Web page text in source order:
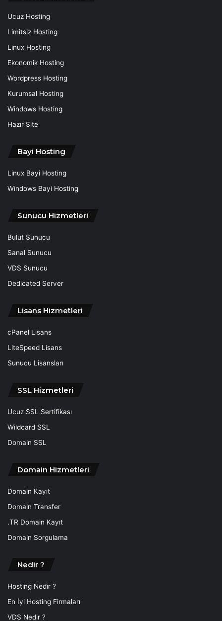
Ucuz Hosting
Limitsiz Hosting
Linux Hosting
Ekonomik Hosting
Wordpress Hosting
Kurumsal Hosting
Windows Hosting
Hazır Site
Bayi Hosting
Linux Bayi Hosting
Windows Bayi Hosting
Sunucu Hizmetleri
Bulut Sunucu
Sanal Sunucu
VDS Sunucu
Dedicated Server
Lisans Hizmetleri
cPanel Lisans
LiteSpeed Lisans
Sunucu Lisansları
SSL Hizmetleri
Ucuz SSL Sertifikası
Wildcard SSL
Domain SSL
Domain Hizmetleri
Domain Kayıt
Domain Transfer
.TR Domain Kayıt
Domain Sorgulama
Nedir ?
Hosting Nedir ?
En İyi Hosting Firmaları
VDS Nedir ?